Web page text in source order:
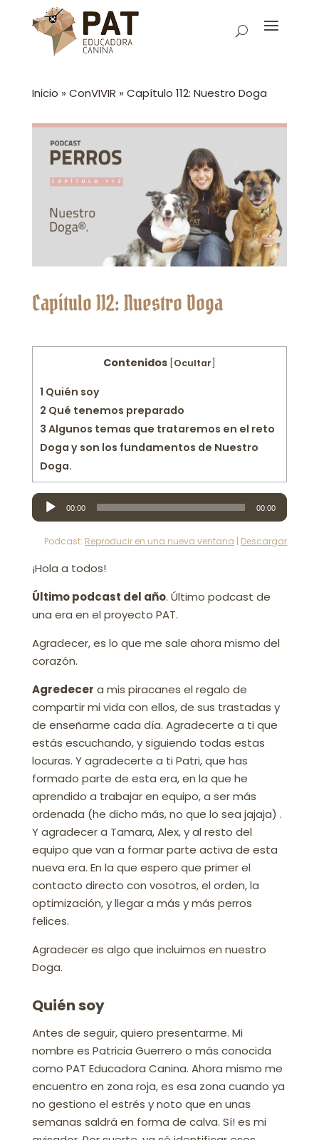
Inicio » ConVIVIR » Capítulo 112: Nuestro Doga
Capítulo 112: Nuestro Doga
Contenidos Ocultar
1 Quién soy
2 Qué tenemos preparado
3 Algunos temas que trataremos en el reto
Doga y son los fundamentos de Nuestro
Doga.
Reproductor
de
audio
00:00 00:00
Podcast: Reproducir en una nueva ventana | Descargar
¡Hola a todos!
Último podcast del año. Último podcast de
una era en el proyecto PAT.
Agradecer, es lo que me sale ahora mismo del
corazón.
Agredecer a mis piracanes el regalo de
compartir mi vida con ellos, de sus trastadas y
de enseñarme cada día. Agradecerte a ti que
estás escuchando, y siguiendo todas estas
locuras. Y agradecerte a ti Patri, que has
formado parte de esta era, en la que he
aprendido a trabajar en equipo, a ser más
ordenada (he dicho más, no que lo sea jajaja) .
Y agradecer a Tamara, Alex, y al resto del
equipo que van a formar parte activa de esta
nueva era. En la que espero que primer el
contacto directo con vosotros, el orden, la
optimización, y llegar a más y más perros
felices.
Agradecer es algo que incluimos en nuestro
Doga.
Quién soy
Antes de seguir, quiero presentarme. Mi
nombre es Patricia Guerrero o más conocida
como PAT Educadora Canina. Ahora mismo me
encuentro en zona roja, es esa zona cuando ya
no gestiono el estrés y noto que en unas
semanas saldrá en forma de calva. Sí! es mi